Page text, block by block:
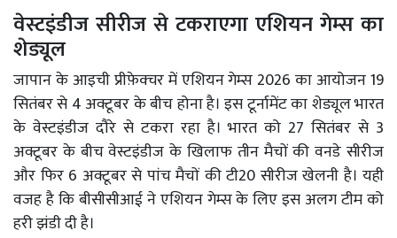
वेस्टइंडीज सीरीज से टकराएगा एशियन गेम्स का
शेड्यूल
जापान के आइची प्रीफ़ेक्चर में एशियन गेम्स 2026 का आयोजन 19
सितंबर से 4 अक्टूबर के बीच होना है। इस टूर्नामेंट का शेड्यूल भारत
के वेस्टइंडीज दौरे से टकरा रहा है। भारत को 27 सितंबर से 3
अक्टूबर के बीच वेस्टइंडीज के खिलाफ तीन मैचों की वनडे सीरीज
और फिर 6 अक्टूबर से पांच मैचों की टी20 सीरीज खेलनी है। यही
वजह है कि बीसीसीआई ने एशियन गेम्स के लिए इस अलग टीम को
हरी झंडी दी है।